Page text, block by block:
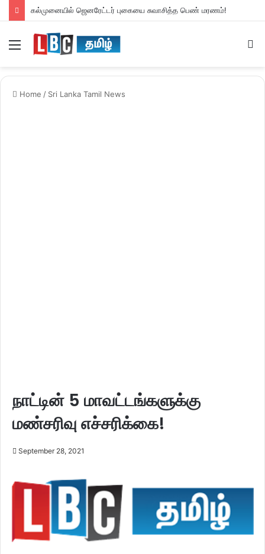
நிவாரண பொருட்களுடன் நாட்டை வந்தடைந்த சுவிஸ் விமானம்!
Home / Sri Lanka Tamil News
நாட்டின் 5 மாவட்டங்களுக்கு
மண்சரிவு எச்சரிக்கை!
September 28, 2021